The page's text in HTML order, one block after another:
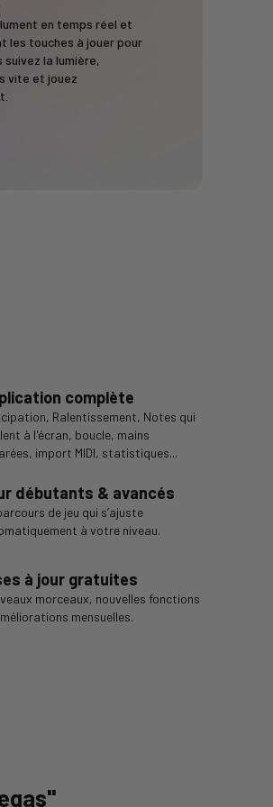
en temps réel et
les touches à jouer pour
suivez la lumière,
vite et jouez
complète
Ralentissement, Notes qui
à l'écran, boucle, mains
import MIDI, statistiques...
débutants & avancés
de jeu qui s’ajuste
à votre niveau.
à jour gratuites
morceaux, nouvelles fonctions
mensuelles.